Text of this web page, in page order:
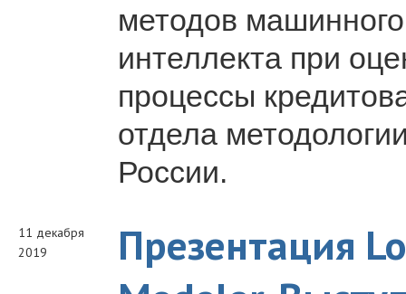
методов машинного
интеллекта при
процессы
отдела
России.
11 декабря
2019
Презентация